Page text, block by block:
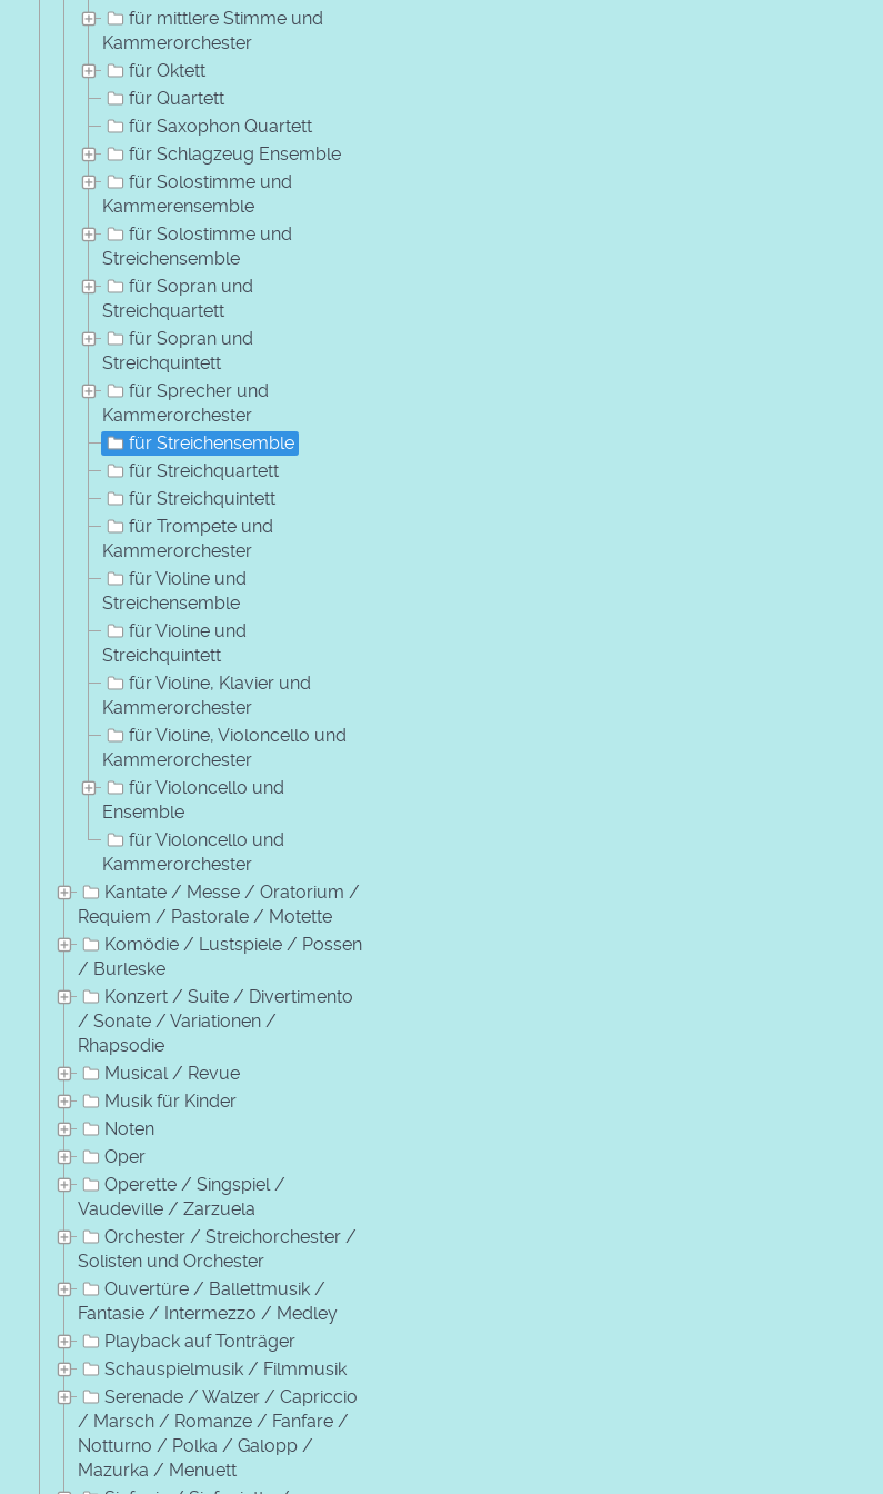
für mittlere Stimme und
Kammerorchester
für Oktett
für Quartett
für Saxophon Quartett
für Schlagzeug Ensemble
für Solostimme und
Kammerensemble
für Solostimme und
Streichensemble
für Sopran und
Streichquartett
für Sopran und
Streichquintett
für Sprecher und
Kammerorchester
für Streichensemble
für Streichquartett
für Streichquintett
für Trompete und
Kammerorchester
für Violine und
Streichensemble
für Violine und
Streichquintett
für Violine, Klavier und
Kammerorchester
für Violine, Violoncello und
Kammerorchester
für Violoncello und
Ensemble
für Violoncello und
Kammerorchester
Kantate / Messe / Oratorium /
Requiem / Pastorale / Motette
Komödie / Lustspiele / Possen
/ Burleske
Konzert / Suite / Divertimento
/ Sonate / Variationen /
Rhapsodie
Musical / Revue
Musik für Kinder
Noten
Oper
Operette / Singspiel /
Vaudeville / Zarzuela
Orchester / Streichorchester /
Solisten und Orchester
Ouvertüre / Ballettmusik /
Fantasie / Intermezzo / Medley
Playback auf Tonträger
Schauspielmusik / Filmmusik
Serenade / Walzer / Capriccio
/ Marsch / Romanze / Fanfare /
Notturno / Polka / Galopp /
Mazurka / Menuett